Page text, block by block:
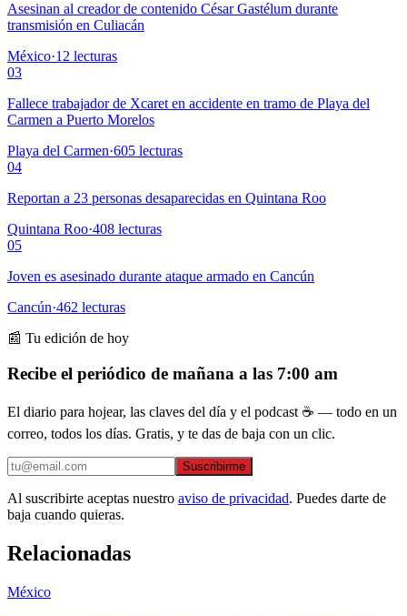
Asesinan al creador de contenido César Gastélum durante
transmisión en Culiacán
México·12 lecturas
03
Fallece trabajador de Xcaret en accidente en tramo de Playa del
Carmen a Puerto Morelos
Playa del Carmen·605 lecturas
04
Reportan a 23 personas desaparecidas en Quintana Roo
Quintana Roo·408 lecturas
05
Joven es asesinado durante ataque armado en Cancún
Cancún·462 lecturas
📰 Tu edición de hoy
Recibe el periódico de mañana a las 7:00 am
El diario para hojear, las claves del día y el podcast ☕ — todo en un
correo, todos los días. Gratis, y te das de baja con un clic.
Suscribirme
Al suscribirte aceptas nuestro aviso de privacidad. Puedes darte de
baja cuando quieras.
Relacionadas
México